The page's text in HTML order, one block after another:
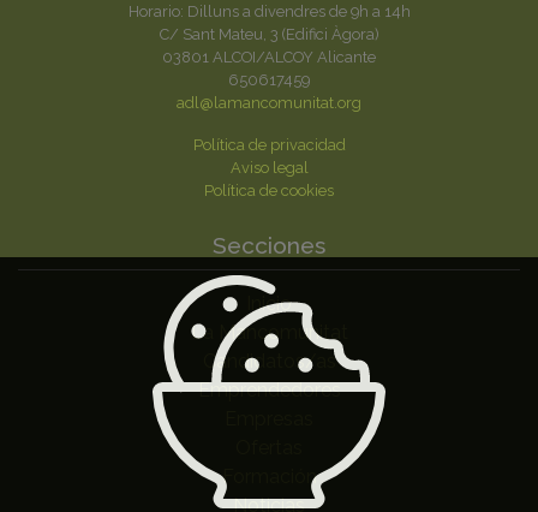
Horario: Dilluns a divendres de 9h a 14h
C/ Sant Mateu, 3 (Edifici Àgora)
03801 ALCOI/ALCOY Alicante
650617459
adl@lamancomunitat.org
Política de privacidad
Aviso legal
Política de cookies
Secciones
Inicio
La Mancomunitat
Candidatos/as
Emprendedores
Formación
Noticias